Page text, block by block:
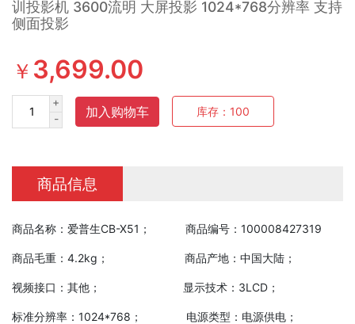
训投影机 3600流明 大屏投影 1024*768分辨率 支持
侧面投影
￥ 3,699.00
+
-
加入购物车 库存： 100
商品信息
商品名称：爱普生CB-X51； 商品编号：100008427319
商品毛重：4.2kg； 商品产地：中国大陆；
视频接口：其他； 显示技术：3LCD；
标准分辨率：1024*768； 电源类型：电源供电；